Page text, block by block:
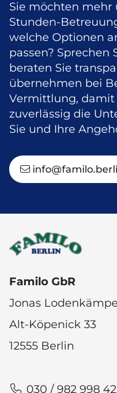
Sie möchten mehr
Stunden-
welche Optionen
passen? Sprechen
beraten Sie
übernehmen bei
Vermittlung, damit
zuverlässig die
Sie und Ihre
Familo GbR
Jonas
Alt-Köpenick 33
12555 Berlin
030 / 982 998 42